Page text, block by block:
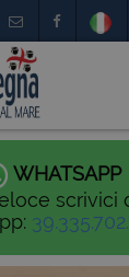
WHATSAPP
scrivici